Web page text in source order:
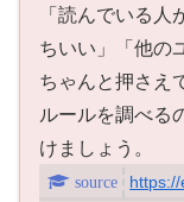
「読んでいる
ちいい」「他の
ちゃんと押さえ
ルールを調べる
けましょう。
https://